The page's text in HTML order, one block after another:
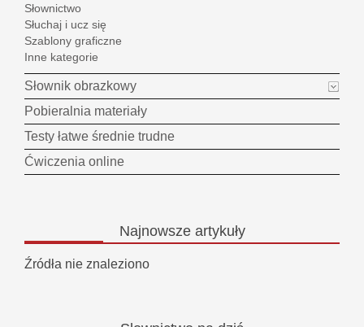
Słownictwo
Słuchaj i ucz się
Szablony graficzne
Inne kategorie
Słownik obrazkowy
Pobieralnia materiały
Testy łatwe średnie trudne
Ćwiczenia online
Najnowszeartykuły
Źródła nie znaleziono